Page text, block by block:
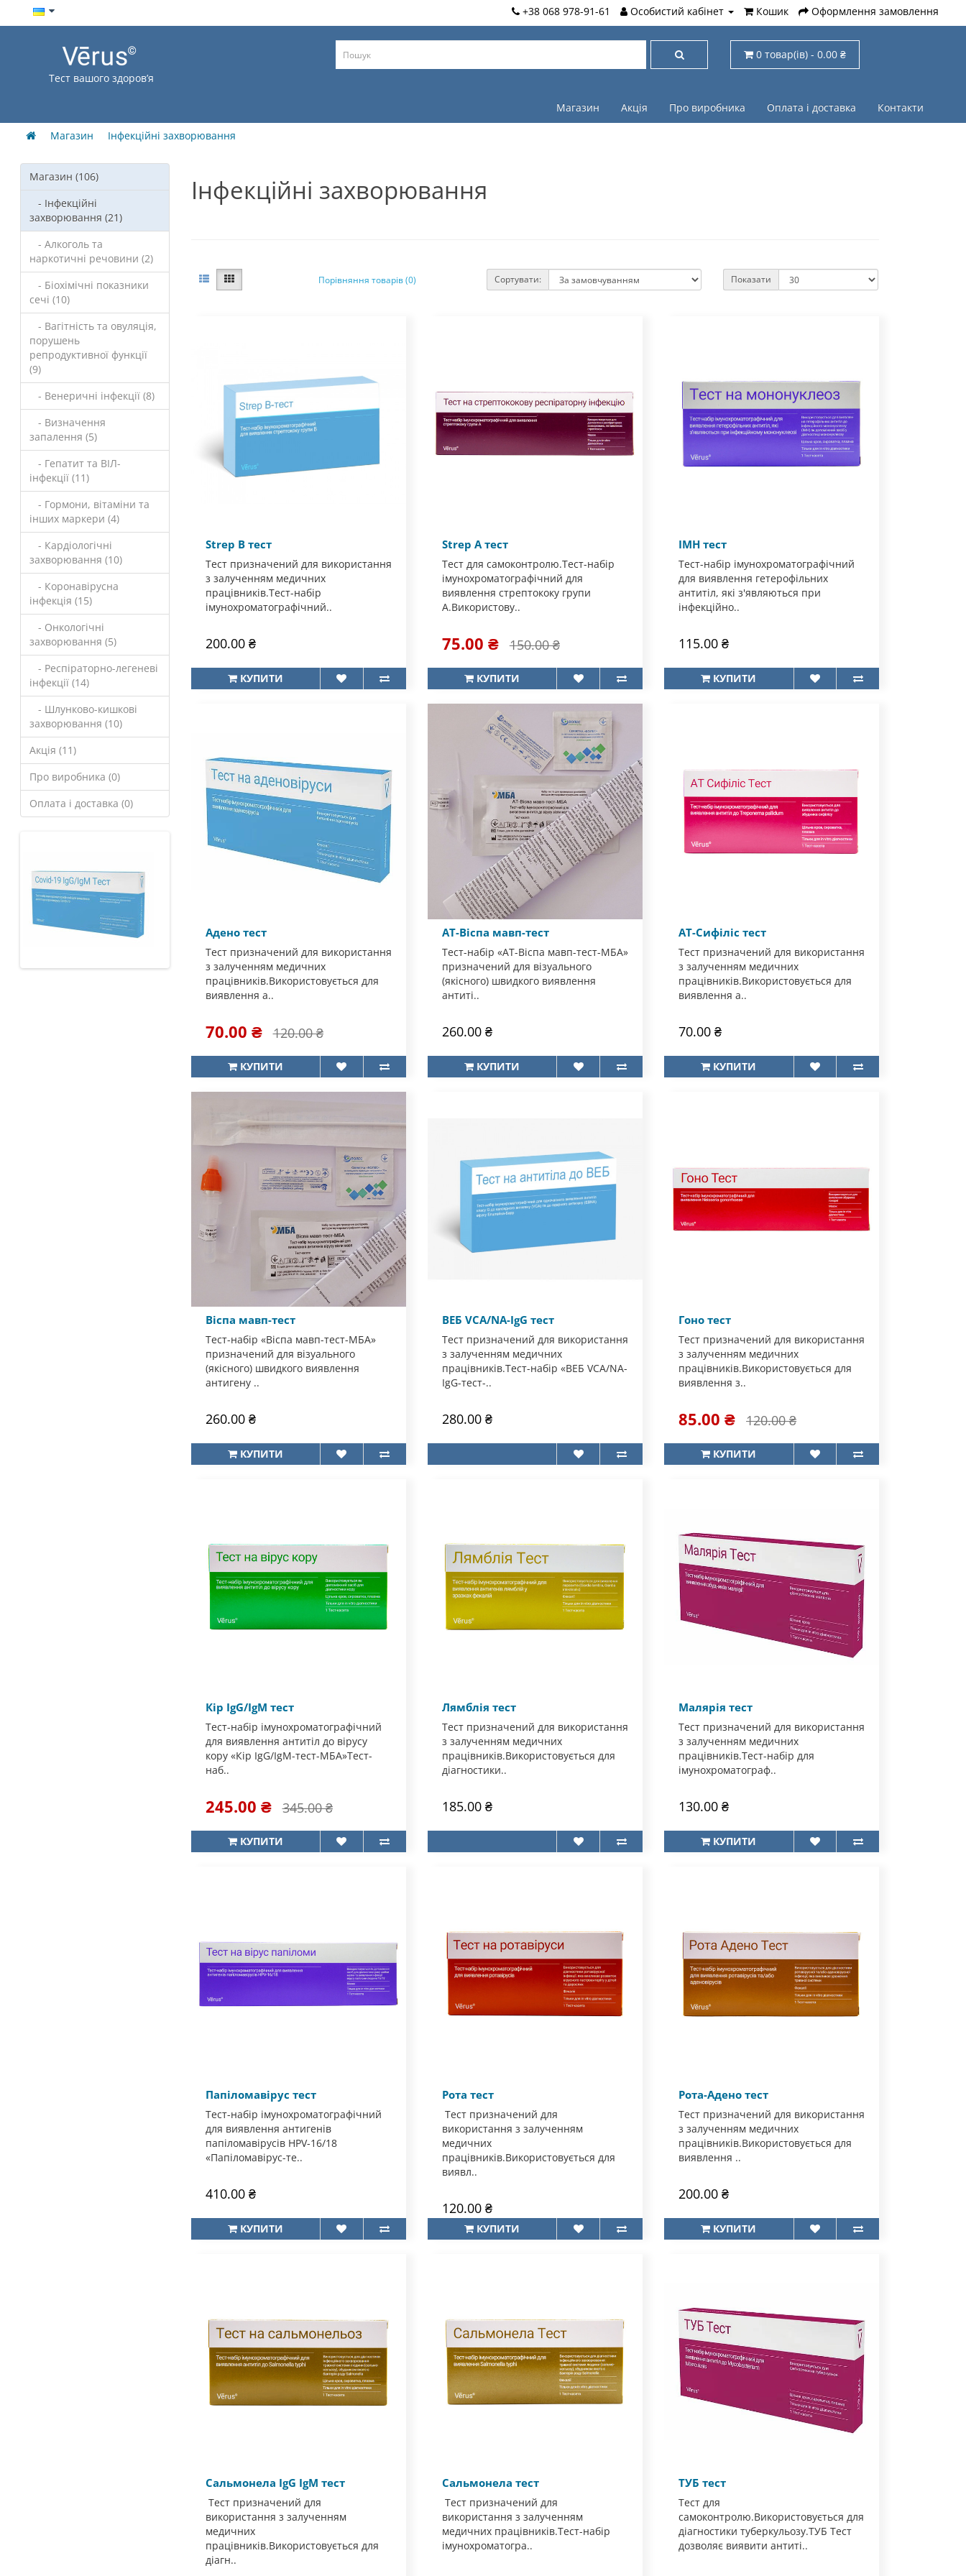
+38 068 978-91-61 Особистий кабінет Кошик Оформлення замовлення
Тест вашого здоров’я
0 товар(ів) - 0.00 ₴
Магазин Акція Про виробника Оплата і доставка Контакти
Магазин Інфекційні захворювання
Магазин (106)
- Інфекційні
захворювання (21)
- Алкоголь та
наркотичні речовини (2)
- Біохімічні показники
сечі (10)
- Вагітність та овуляція,
порушень
репродуктивної функції
(9)
- Венеричні інфекції (8)
- Визначення
запалення (5)
- Гепатит та ВІЛ-
інфекції (11)
- Гормони, вітаміни та
інших маркери (4)
- Кардіологічні
захворювання (10)
- Коронавірусна
інфекція (15)
- Онкологічні
захворювання (5)
- Респіраторно-легеневі
інфекції (14)
- Шлунково-кишкові
захворювання (10)
Акція (11)
Про виробника (0)
Оплата і доставка (0)
Інфекційні захворювання
Порівняння товарів (0) Сортувати: Показати
Strep B тест
Тест призначений для використання
з залученням медичних
працівників.Тест-набір
імунохроматографічний..
200.00 ₴
КУПИТИ
Strep А тест
Тест для самоконтролю.Тест-набір
імунохроматографічний для
виявлення стрептококу групи
А.Використову..
75.00 ₴ 150.00 ₴
КУПИТИ
ІМН тест
Тест-набір імунохроматографічний
для виявлення гетерофільних
антитіл, які з'являються при
інфекційно..
115.00 ₴
КУПИТИ
Адено тест
Тест призначений для використання
з залученням медичних
працівників.Використовується для
виявлення а..
70.00 ₴ 120.00 ₴
КУПИТИ
АТ-Віспа мавп-тест
Тест-набір «АТ-Віспа мавп-тест-МБА»
призначений для візуального
(якісного) швидкого виявлення
антиті..
260.00 ₴
КУПИТИ
АТ-Сифіліс тест
Тест призначений для використання
з залученням медичних
працівників.Використовується для
виявлення а..
70.00 ₴
КУПИТИ
Віспа мавп-тест
Тест-набір «Віспа мавп-тест-МБА»
призначений для візуального
(якісного) швидкого виявлення
антигену ..
260.00 ₴
КУПИТИ
ВЕБ VCA/NA-IgG тест
Тест призначений для використання
з залученням медичних
працівників.Тест-набір «ВЕБ VCA/NA-
IgG-тест-..
280.00 ₴
Гоно тест
Тест призначений для використання
з залученням медичних
працівників.Використовується для
виявлення з..
85.00 ₴ 120.00 ₴
КУПИТИ
Кір IgG/IgM тест
Тест-набір імунохроматографічний
для виявлення антитіл до вірусу
кору «Кір IgG/IgM-тест-МБА»Тест-
наб..
245.00 ₴ 345.00 ₴
КУПИТИ
Лямблія тест
Тест призначений для використання
з залученням медичних
працівників.Використовується для
діагностики..
185.00 ₴
Малярія тест
Тест призначений для використання
з залученням медичних
працівників.Тест-набір для
імунохроматограф..
130.00 ₴
КУПИТИ
Папіломавірус тест
Тест-набір імунохроматографічний
для виявлення антигенів
папіломавірусів HPV-16/18
«Папіломавірус-те..
410.00 ₴
КУПИТИ
Рота тест
Тест призначений для
використання з залученням
медичних
працівників.Використовується для
виявл..
120.00 ₴
КУПИТИ
Рота-Адено тест
Тест призначений для використання
з залученням медичних
працівників.Використовується для
виявлення ..
200.00 ₴
КУПИТИ
Сальмонела IgG IgM тест
Тест призначений для
використання з залученням
медичних
працівників.Використовується для
діагн..
Сальмонела тест
Тест призначений для
використання з залученням
медичних працівників.Тест-набір
імунохроматогра..
ТУБ тест
Тест для
самоконтролю.Використовується для
діагностики туберкульозу.ТУБ Тест
дозволяє виявити антиті..